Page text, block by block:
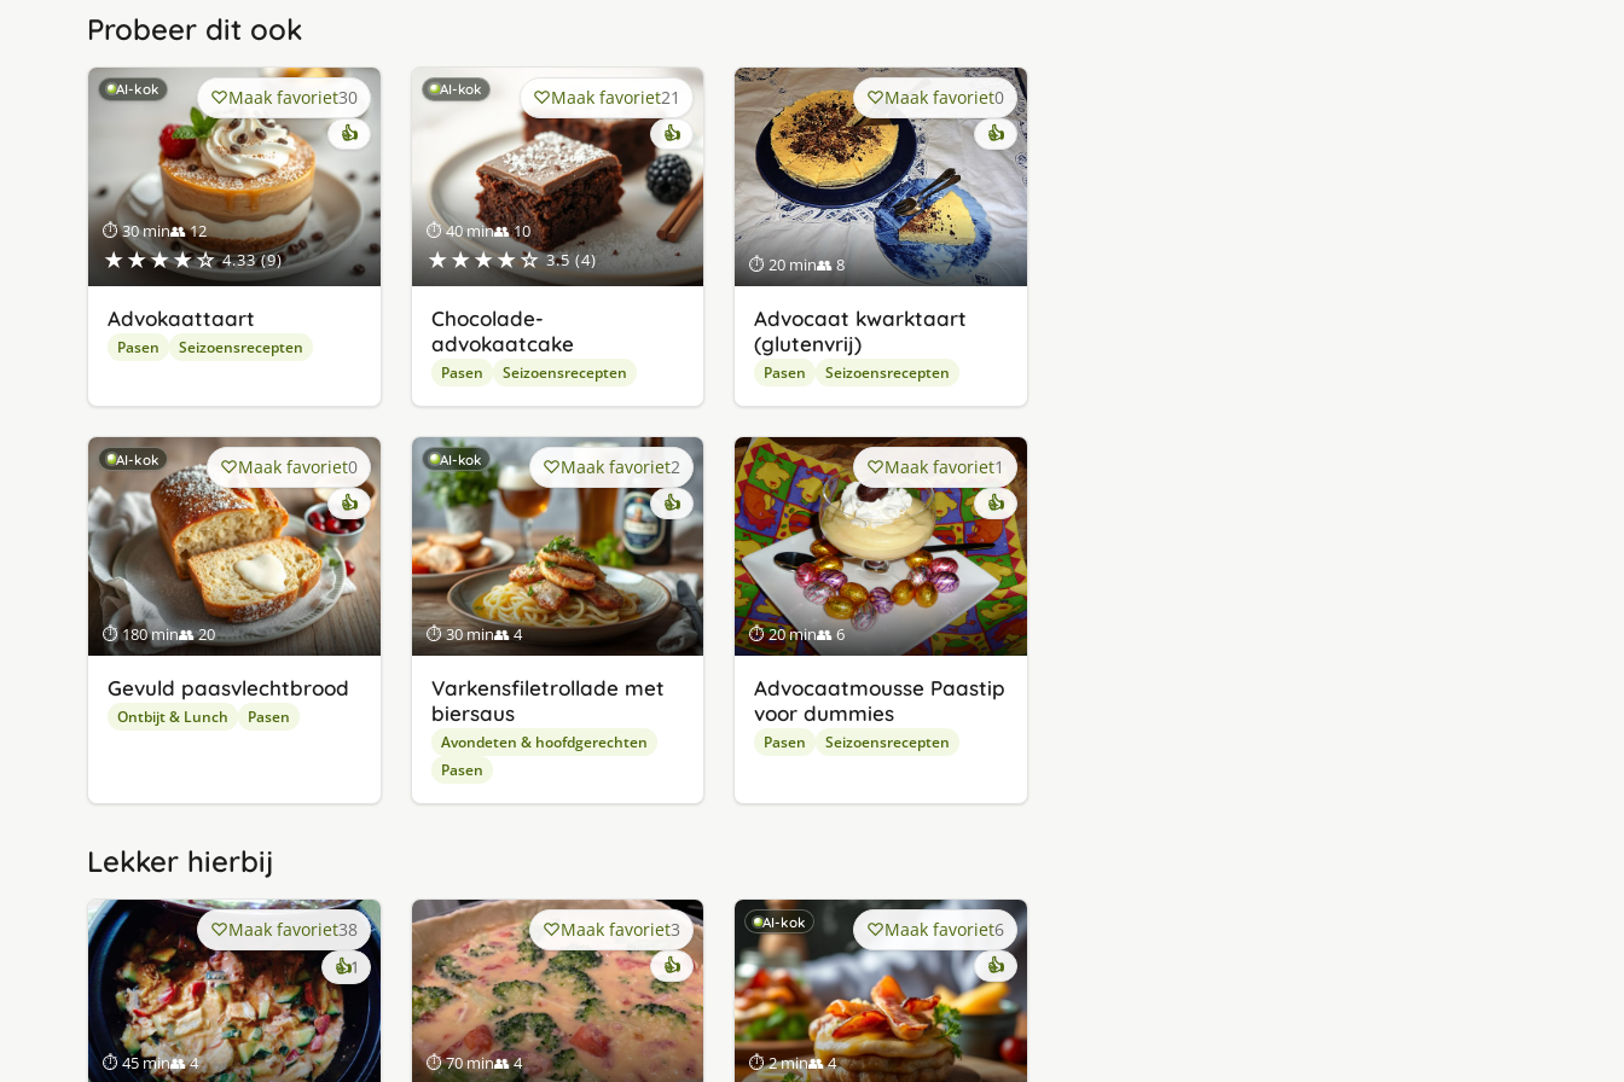
Probeer dit ook
AI-kok
⏱ 30 min👥 12
★★★★☆ 4.33 (9)
Maak favoriet30
👍
Advokaattaart
Pasen Seizoensrecepten
AI-kok
⏱ 40 min👥 10
★★★★☆ 3.5 (4)
Maak favoriet21
👍
Chocolade-
advokaatcake
Pasen Seizoensrecepten
⏱ 20 min👥 8
Maak favoriet0
👍
Advocaat kwarktaart
(glutenvrij)
Pasen Seizoensrecepten
AI-kok
⏱ 180 min👥 20
Maak favoriet0
👍
Gevuld paasvlechtbrood
Ontbijt & Lunch Pasen
AI-kok
⏱ 30 min👥 4
Maak favoriet2
👍
Varkensfiletrollade met
biersaus
Avondeten & hoofdgerechten
Pasen
⏱ 20 min👥 6
Maak favoriet1
👍
Advocaatmousse Paastip
voor dummies
Pasen Seizoensrecepten
Lekker hierbij
⏱ 45 min👥 4
Maak favoriet38
👍1keer
lekker
gevonden
⏱ 70 min👥 4
Maak favoriet3
👍
AI-kok
⏱ 2 min👥 4
Maak favoriet6
👍